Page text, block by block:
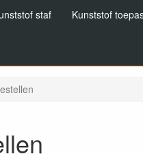
staf Kunststof